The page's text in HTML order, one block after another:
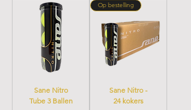
Sane Nitro
Tube 3 Ballen
Op bestelling
Sane Nitro -
24 kokers